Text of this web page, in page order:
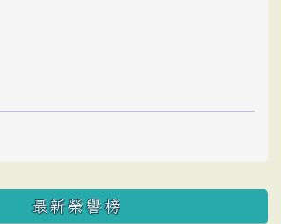
最新榮譽榜